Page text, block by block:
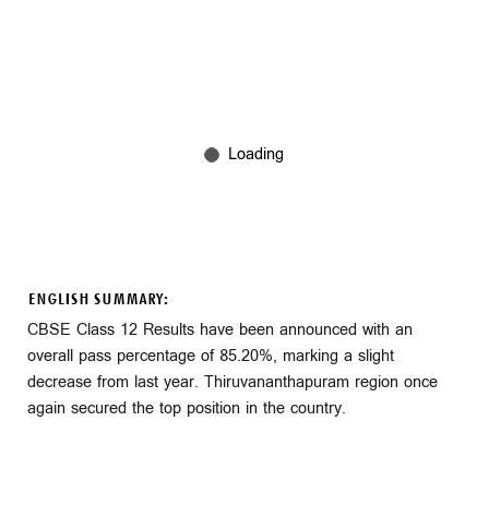
ENGLISH SUMMARY:
CBSE Class 12 Results have been announced with an
overall pass percentage of 85.20%, marking a slight
decrease from last year. Thiruvananthapuram region once
again secured the top position in the country.